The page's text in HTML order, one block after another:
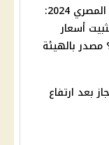
حسابات التوفير في البريد المصري 2024:
أسعار
مصدر بالهيئة
بعد ارتفاع